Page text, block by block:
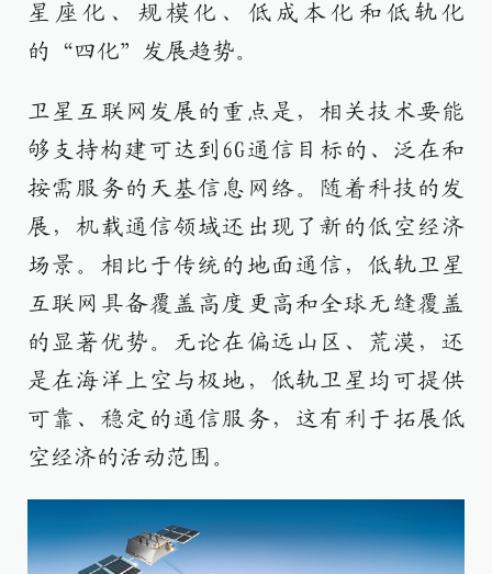
星座化、规模化、低成本化和低轨化
的“四化”发展趋势。
卫星互联网发展的重点是，相关技术要能
够支持构建可达到6G通信目标的、泛在和
按需服务的天基信息网络。随着科技的发
展，机载通信领域还出现了新的低空经济
场景。相比于传统的地面通信，低轨卫星
互联网具备覆盖高度更高和全球无缝覆盖
的显著优势。无论在偏远山区、荒漠，还
是在海洋上空与极地，低轨卫星均可提供
可靠、稳定的通信服务，这有利于拓展低
空经济的活动范围。